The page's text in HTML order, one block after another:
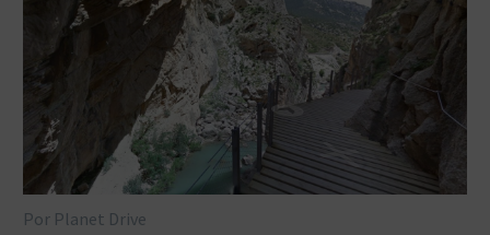
Por Planet Drive